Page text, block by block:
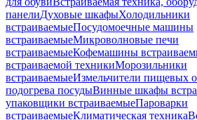
панелиДуховые шкафыХолодильники
встраиваемыеПосудомоечные машины
встраиваемыеМикроволновые печи
встраиваемыеКофемашины
встраиваемой техникиМорозильники
встраиваемыеИзмельчители пищевых
подогрева посудыВинные шкафы
упаковщики встраиваемыеПароварки
встраиваемыеКлиматическая техника